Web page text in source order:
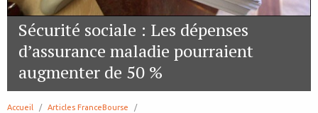
Sécurité sociale : Les dépenses
d’assurance maladie pourraient
augmenter de 50 %
Accueil
Articles FranceBourse